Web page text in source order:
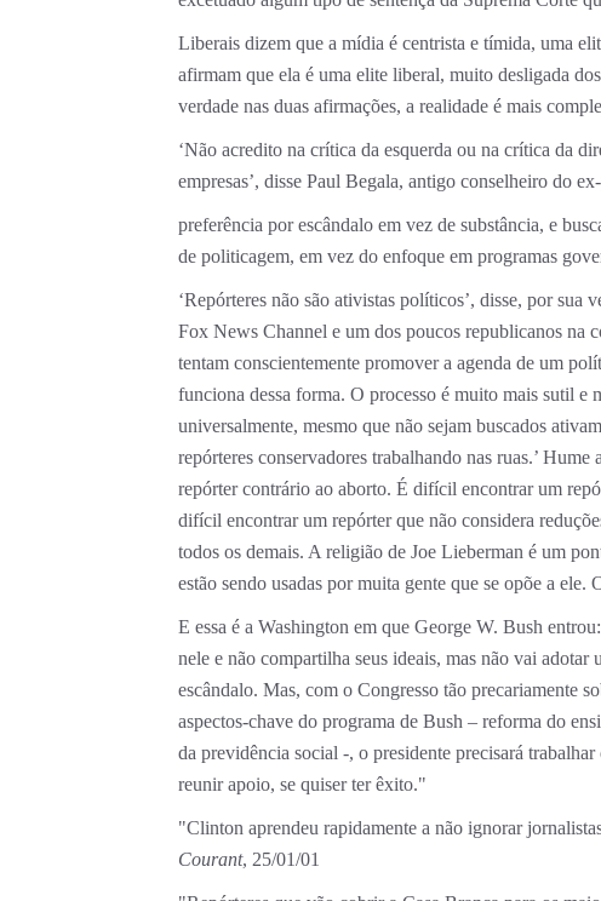
Liberais dizem que a mídia é centrista e tímida, uma
afirmam que ela é uma elite liberal, muito desligada
verdade nas duas afirmações, a realidade é mais
‘Não acredito na crítica da esquerda ou na crítica da
empresas’, disse Paul Begala, antigo conselheiro do
preferência por escândalo em vez de substância, e
de politicagem, em vez do enfoque em programas
‘Repórteres não são ativistas políticos’, disse, por
Fox News Channel e um dos poucos republicanos na
tentam conscientemente promover a agenda de um
funciona dessa forma. O processo é muito mais sutil
universalmente, mesmo que não sejam buscados
repórteres conservadores trabalhando nas ruas.’
repórter contrário ao aborto. É difícil encontrar um
difícil encontrar um repórter que não considera
todos os demais. A religião de Joe Lieberman é um
estão sendo usadas por muita gente que se opõe a ele.
E essa é a Washington em que George W. Bush
nele e não compartilha seus ideais, mas não vai
escândalo. Mas, com o Congresso tão precariamente
aspectos-chave do programa de Bush – reforma do
da previdência social -, o presidente precisará
reunir apoio, se quiser ter êxito."
"Clinton aprendeu rapidamente a não ignorar
Courant, 25/01/01